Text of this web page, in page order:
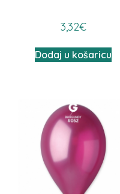
3,32€
Dodaj u košaricu